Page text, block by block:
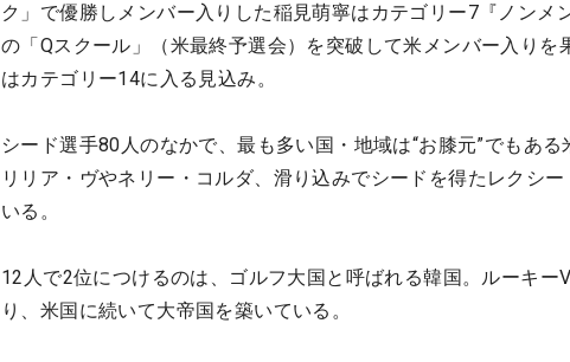
ク」で優勝しメンバー入りした稲見萌寧はカテゴリー7『ノンメ
の「Qスクール」（米最終予選会）を突破して米メンバー入りを
はカテゴリー14に入る見込み。
シード選手80人のなかで、最も多い国・地域は“お膝元”でもあ
リリア・ヴやネリー・コルダ、滑り込みでシードを得たレクシ
いる。
12人で2位につけるのは、ゴルフ大国と呼ばれる韓国。ルーキー
り、米国に続いて大帝国を築いている。